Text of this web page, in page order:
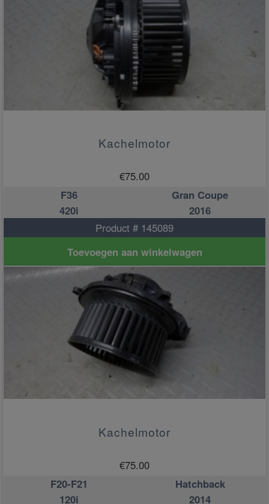
Kachelmotor
€75.00
F36
Gran Coupe
420i
2016
Product # 145089
Toevoegen aan winkelwagen
Kachelmotor
€75.00
F20-F21
Hatchback
120i
2014